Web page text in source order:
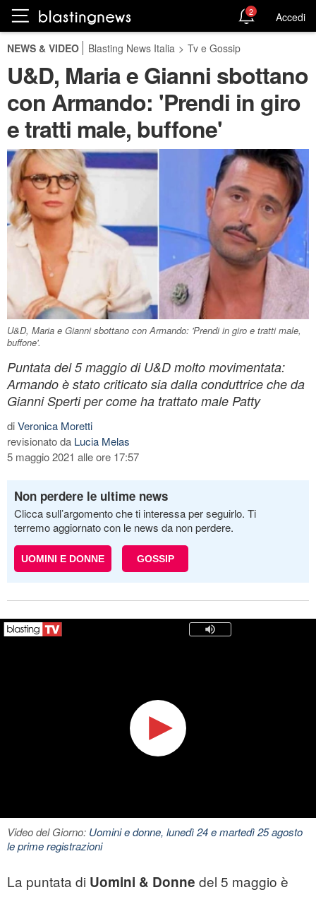
2 Accedi
NEWS & VIDEO Blasting News Italia > Tv e Gossip
U&D, Maria e Gianni sbottano
con Armando: 'Prendi in giro
e tratti male, buffone'
U&D, Maria e Gianni sbottano con Armando: 'Prendi in giro e tratti male,
buffone'.
Puntata del 5 maggio di U&D molto movimentata:
Armando è stato criticato sia dalla conduttrice che da
Gianni Sperti per come ha trattato male Patty
diVeronica Moretti
revisionato da Lucia Melas
5 maggio 2021 alle ore 17:57
Non perdere le ultime news
Clicca sull’argomento che ti interessa per seguirlo. Ti
terremo aggiornato con le news da non perdere.
UOMINI E DONNE GOSSIP
Video del Giorno: Uomini e donne, lunedì 24 e martedì 25 agosto
le prime registrazioni
La puntata di Uomini & Donne del 5 maggio è